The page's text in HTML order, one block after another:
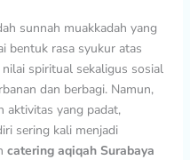
sunnah muakkadah yang
bentuk rasa syukur atas
spiritual sekaligus sosial
dan berbagi. Namun,
aktivitas yang padat,
sering kali menjadi
catering aqiqah Surabaya